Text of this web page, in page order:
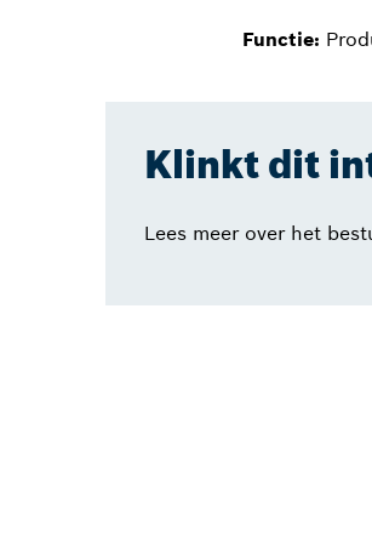
Functie:
Klinkt dit
Lees meer over het